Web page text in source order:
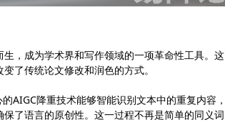
，成为学术界和写作领域的一项革命性工具。这
了传统论文修改和润色的方式。
AIGC降重技术能够智能识别文本中的重复内容，
了语言的原创性。这一过程不再是简单的同义词